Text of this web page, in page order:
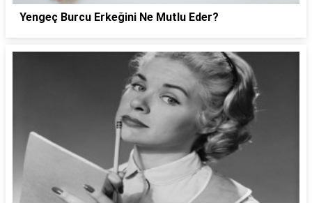
Yengeç Burcu Erkeğini Ne Mutlu Eder?